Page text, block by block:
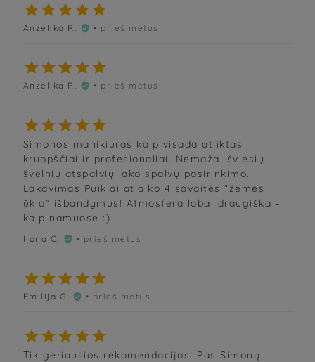

Anzelika R.  • prieš metus

Anzelika R.  • prieš metus

Simonos manikiuras kaip visada atliktas
kruopščiai ir profesionaliai. Nemažai šviesių
švelnių atspalvių lako spalvų pasirinkimo.
Lakavimas Puikiai atlaiko 4 savaitės “žemės
ūkio” išbandymus! Atmosfera labai draugiška -
kaip namuose :)
Ilona C.  • prieš metus

Emilija G.  • prieš metus

Tik geriausios rekomendacijos! Pas Simoną